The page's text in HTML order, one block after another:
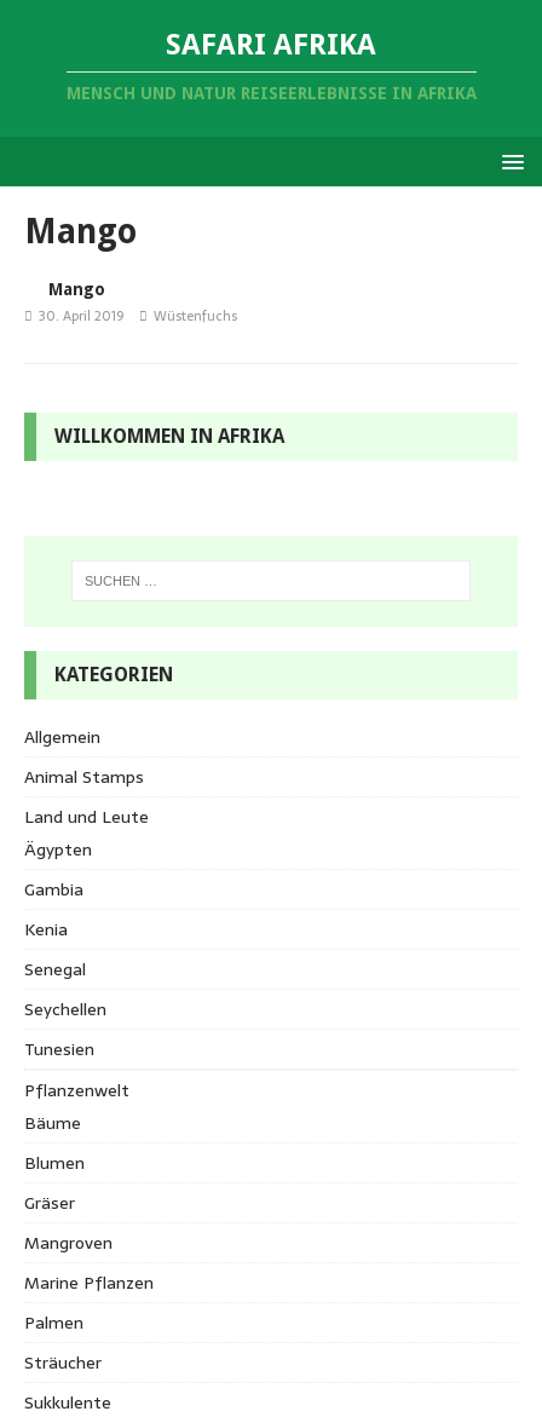
SAFARI AFRIKA
MENSCH UND NATUR REISEERLEBNISSE IN AFRIKA
Mango
Mango
30. April 2019 Wüstenfuchs
WILLKOMMEN IN AFRIKA
KATEGORIEN
Allgemein
Animal Stamps
Land und Leute
Ägypten
Gambia
Kenia
Senegal
Seychellen
Tunesien
Pflanzenwelt
Bäume
Blumen
Gräser
Mangroven
Marine Pflanzen
Palmen
Sträucher
Sukkulente